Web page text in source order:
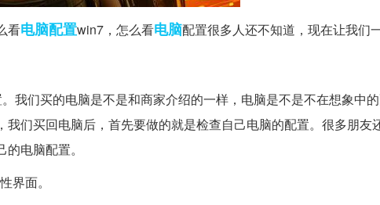
看电脑配置win7，怎么看电脑配置很多人还不知道，现在让我们
我们买的电脑是不是和商家介绍的一样，电脑是不是不在想象中
们买回电脑后，首先要做的就是检查自己电脑的配置。很多朋友
电脑配置。
界面。